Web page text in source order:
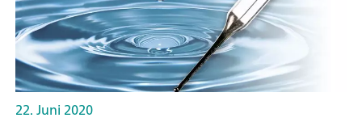
22. Juni 2020